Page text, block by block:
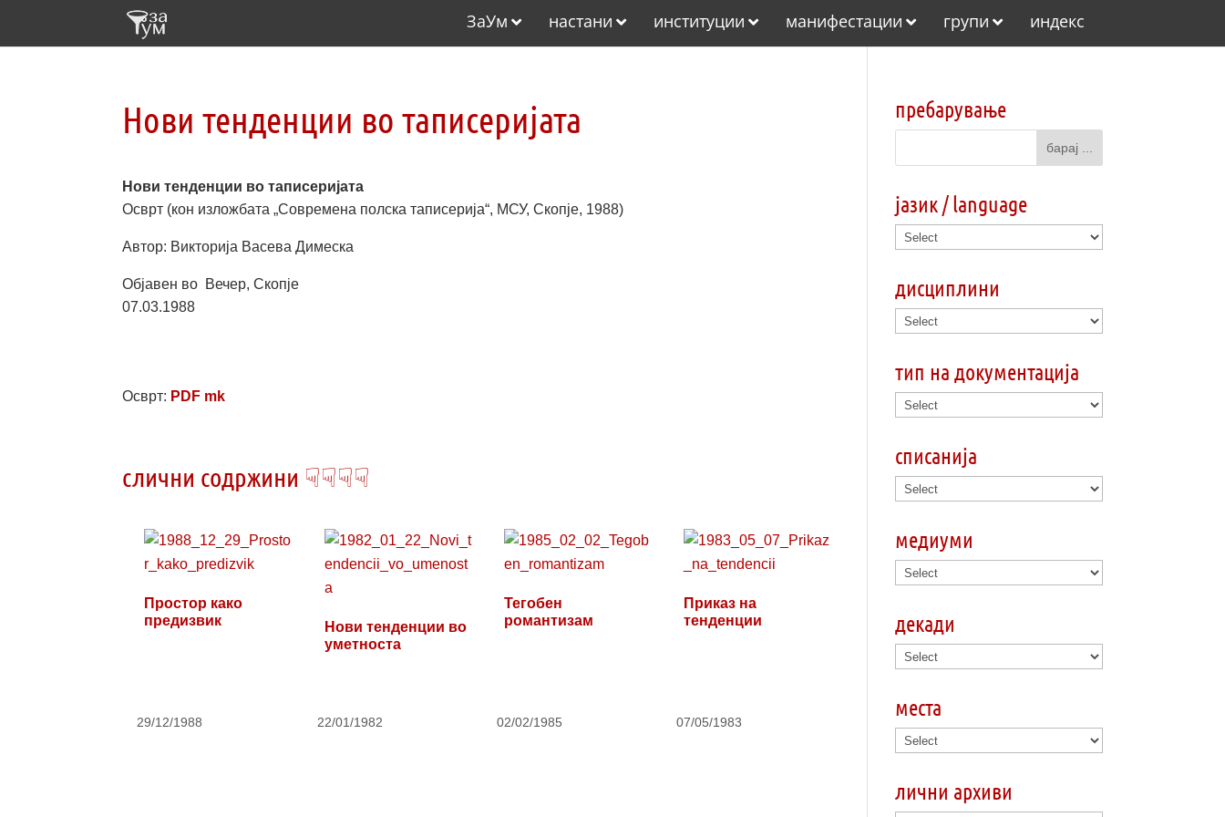
ЗаУм настани институции манифестации групи индекс
Нови тенденции во таписеријата
Нови тенденции во таписеријата
Осврт (кон изложбата „Современа полска таписерија“, МСУ, Скопје, 1988)
Автор: Викторија Васева Димеска
Објавен во Вечер, Скопје
07.03.1988
Осврт: PDF mk
слични содржини ☟☟☟☟
Простор како
предизвик
29/12/1988
Нови тенденции во
уметноста
22/01/1982
Тегобен
романтизам
02/02/1985
Приказ на
тенденции
07/05/1983
пребарување
јазик / language
дисциплини
тип на документација
списанија
медиуми
декади
места
лични архиви